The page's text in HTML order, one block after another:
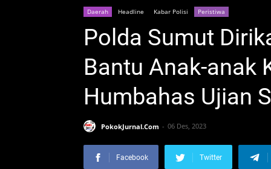
Daerah Headline Kabar Polisi Peristiwa
Polda Sumut
Bantu Anak-anak
Humbahas Ujian
PokokJurnal.Com 06 Des, 2023
Facebook Twitter